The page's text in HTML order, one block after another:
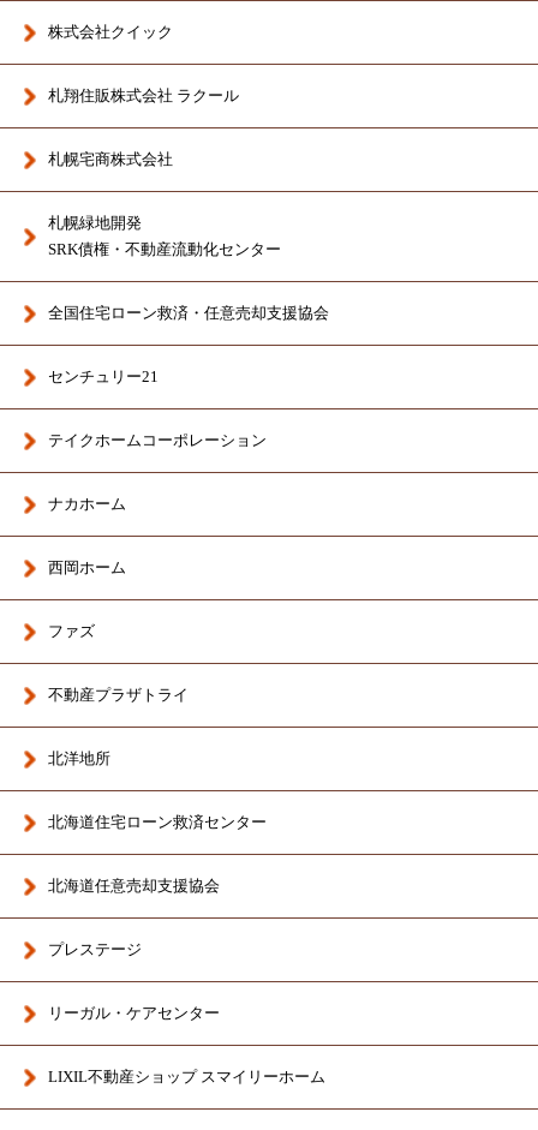
株式会社クイック
札翔住販株式会社 ラクール
札幌宅商株式会社
札幌緑地開発
SRK債権・不動産流動化センター
全国住宅ローン救済・任意売却支援協会
センチュリー21
テイクホームコーポレーション
ナカホーム
西岡ホーム
ファズ
不動産プラザトライ
北洋地所
北海道住宅ローン救済センター
北海道任意売却支援協会
プレステージ
リーガル・ケアセンター
LIXIL不動産ショップ スマイリーホーム